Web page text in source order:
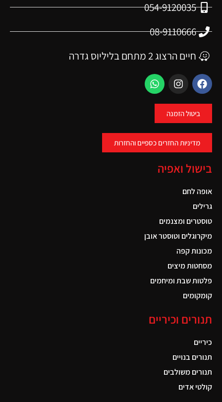
054-9120035
08-9110666
חיים הרצוג 2 מתחם בליליוס גדרה
ביטול הזמנה
מדיניות החזרים כספיים והחזרות
בישול ואפיה
אופה לחם
גרילים
טוסטרים ומצנמים
מיקרוגלים וטוסטר אובן
מכונות קפה
מסחטות מיצים
פלטות שבת ומיחמים
קומקומים
תנורים וכיריים
כיריים
תנורים בנויים
תנורים משולבים
קולטי אדים